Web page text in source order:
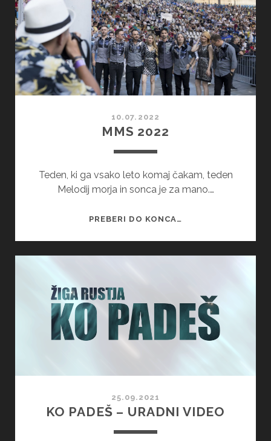
10.07.2022
MMS 2022
Teden, ki ga vsako leto komaj čakam, teden
Melodij morja in sonca je za mano.…
PREBERI DO KONCA…
25.09.2021
KO PADEŠ – URADNI VIDEO